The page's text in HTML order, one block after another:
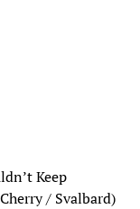
Keep
/ Svalbard)